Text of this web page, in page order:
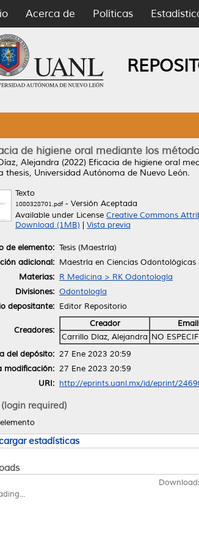
Acerca de Políticas
de higiene oral mediante los
Alejandra (2022) Eficacia de higiene oral
thesis, Universidad Autónoma de Nuevo León.
Texto
1080328701.pdf- Versión Aceptada
Available under License Creative Commons
Download (1MB)
Vista previa
de elemento: Tesis (Maestría)
adicional: Maestría en Ciencias
Materias: R Medicina > RK Odontología
Divisiones: Odontología
depositante: Editor Repositorio
Creadores:
Creador Email
Carrillo Díaz, Alejandra NO
del depósito: 27 Ene 2023 20:59
modificación: 27 Ene 2023 20:59
URI: http://eprints.uanl.mx/id/eprint/
required)
estadísticas